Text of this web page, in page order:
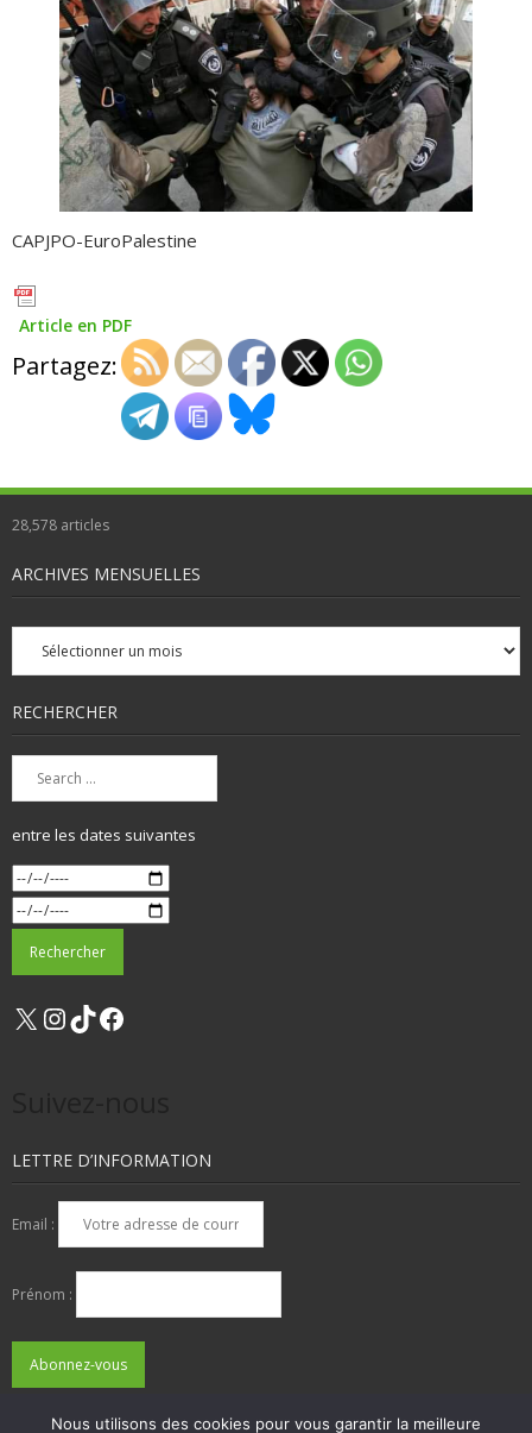
CAPJPO-EuroPalestine
Article en PDF
Partagez:
28,578 articles
ARCHIVES MENSUELLES
Archives
mensuelles
RECHERCHER
entre les dates suivantes
X Instagram
TikTok
LETTRE D’INFORMATION
Email :
Prénom :
Nous utilisons des cookies pour vous garantir la meilleure